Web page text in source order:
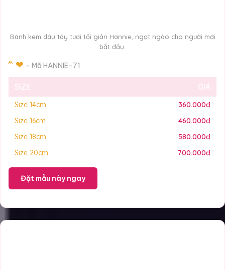
Bánh kem dâu tây tươi tối giản Hannie, ngọt ngào cho người mới
bắt đầu.
́ ́ ̂ ❤ – Mã HANNIE-71
SIZE GIÁ
Size 14cm
360.000đ
Size 16cm
460.000đ
Size 18cm
580.000đ
Size 20cm
700.000đ
Đặt mẫu này ngay